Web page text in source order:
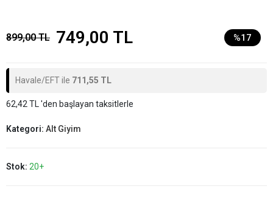
899,00 TL 749,00 TL %17
Havale/EFT ile 711,55 TL
62,42 TL 'den başlayan taksitlerle
Kategori: Alt Giyim
Stok: 20+